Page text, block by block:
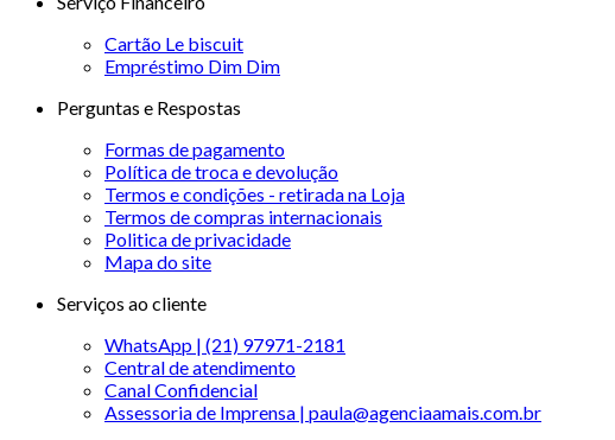
Cartão Le biscuit
Empréstimo Dim Dim
Perguntas e Respostas
Formas de pagamento
Política de troca e devolução
Termos e condições - retirada na Loja
Termos de compras internacionais
Politica de privacidade
Mapa do site
Serviços ao cliente
WhatsApp | (21) 97971-2181
Central de atendimento
Canal Confidencial
Assessoria de Imprensa | paula@agenciaamais.com.br